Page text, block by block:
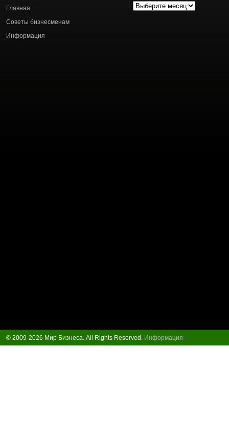
Главная
Советы бизнесменам
Информация
Архив
© 2009-2026 Мир Бизнеса. All Rights Reserved. Информация